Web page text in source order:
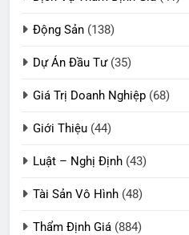
Động Sản (138)
Dự Án Đầu Tư(35)
Giá Trị Doanh Nghiệp (68)
Giới Thiệu (44)
Luật – Nghị Định (43)
Tài Sản Vô Hình (48)
Thẩm Định Giá (884)